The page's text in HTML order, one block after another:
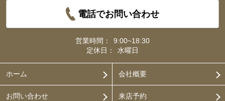
電話でお問い合わせ
営業時間：
9:00~18:30
定休日：
水曜日
ホーム 会社概要
お問い合わせ 来店予約